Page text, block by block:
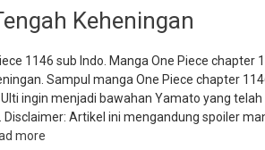
Keheningan
1146 sub Indo. Manga One Piece chapter
Sampul manga One Piece chapter
ingin menjadi bawahan Yamato yang
Artikel ini mengandung spoiler
more